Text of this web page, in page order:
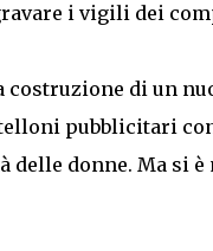
i vigili dei
di un
pubblicitari
delle donne. Ma si